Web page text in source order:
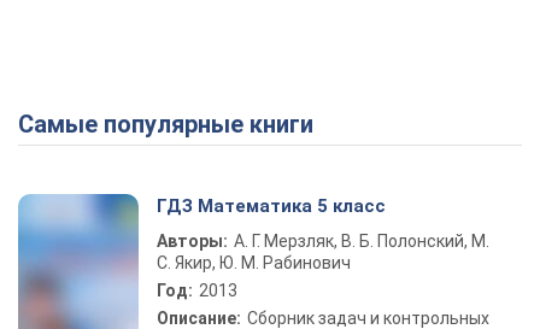
Play Video
Самые популярные книги
ГДЗ Математика 5 класс
Авторы: А. Г. Мерзляк, В. Б. Полонский, М.
С. Якир, Ю. М. Рабинович
Год: 2013
Описание: Сборник задач и контрольных